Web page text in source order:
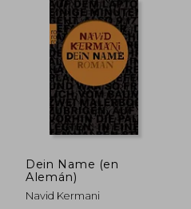
45%
dcto. $ 25.98
Dein Name (en
Alemán)
Navid Kermani